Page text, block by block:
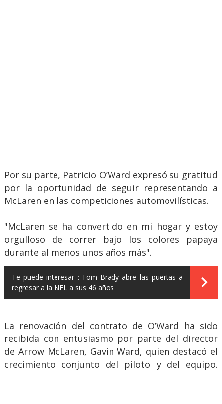
Por su parte, Patricio O’Ward expresó su gratitud
por la oportunidad de seguir representando a
McLaren en las competiciones automovilísticas.
"McLaren se ha convertido en mi hogar y estoy
orgulloso de correr bajo los colores papaya
durante al menos unos años más".
Te puede interesar : Tom Brady abre las puertas a
regresar a la NFL a sus 46 años
La renovación del contrato de O’Ward ha sido
recibida con entusiasmo por parte del director
de Arrow McLaren, Gavin Ward, quien destacó el
crecimiento conjunto del piloto y del equipo.